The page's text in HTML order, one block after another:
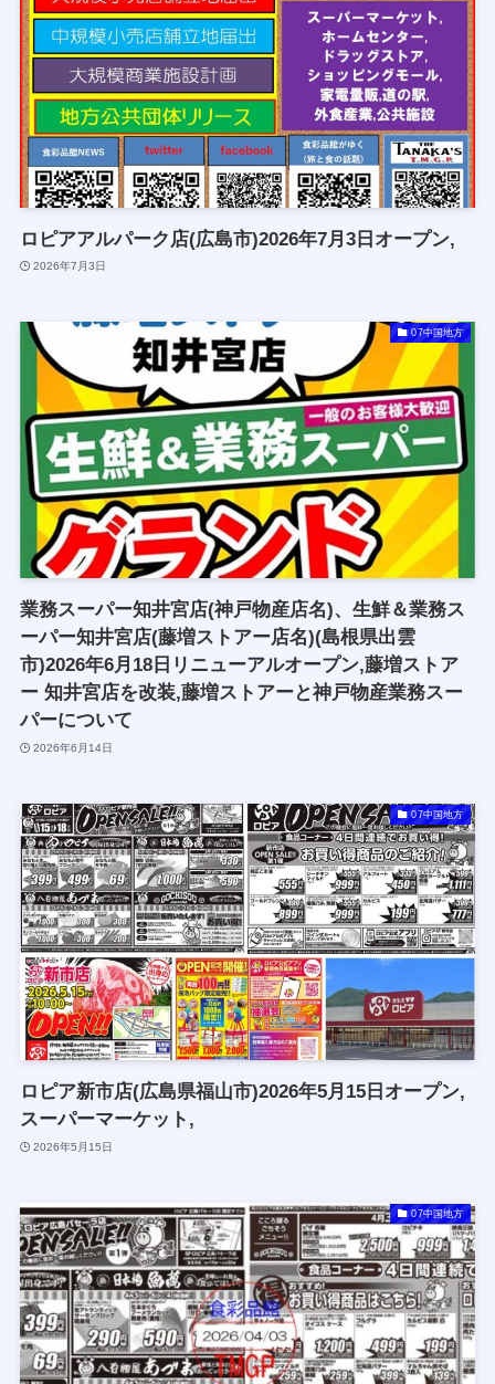
ロピアアルパーク店(広島市)2026年7月3日オープン,
2026年7月3日
07中国地方
業務スーパー知井宮店(神戸物産店名)、生鮮＆業務ス
ーパー知井宮店(藤増ストアー店名)(島根県出雲
市)2026年6月18日リニューアルオープン,藤増ストア
ー 知井宮店を改装,藤増ストアーと神戸物産業務スー
パーについて
2026年6月14日
07中国地方
ロピア新市店(広島県福山市)2026年5月15日オープン,
スーパーマーケット,
2026年5月15日
07中国地方